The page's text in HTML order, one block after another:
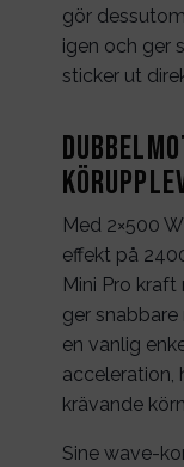
gör
igen och ger
sticker ut
Med 2×500
effekt på
Mini Pro
ger
en vanlig
acceleration,
krävande
Sine wave-